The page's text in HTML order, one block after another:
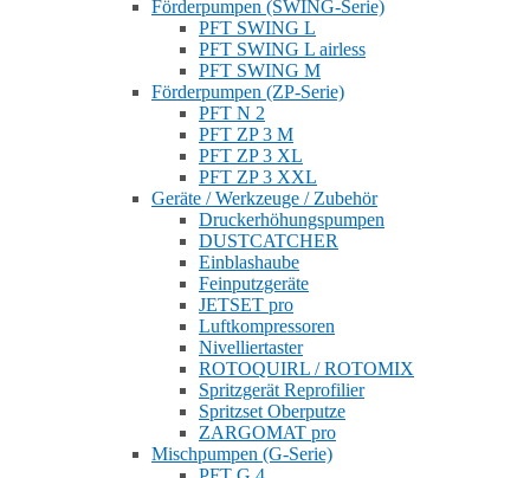
Förderpumpen (SWING-Serie)
PFT SWING L
PFT SWING L airless
PFT SWING M
Förderpumpen (ZP-Serie)
PFT N 2
PFT ZP 3 M
PFT ZP 3 XL
PFT ZP 3 XXL
Geräte / Werkzeuge / Zubehör
Druckerhöhungspumpen
DUSTCATCHER
Einblashaube
Feinputzgeräte
JETSET pro
Luftkompressoren
Nivelliertaster
ROTOQUIRL / ROTOMIX
Spritzgerät Reprofilier
Spritzset Oberputze
ZARGOMAT pro
Mischpumpen (G-Serie)